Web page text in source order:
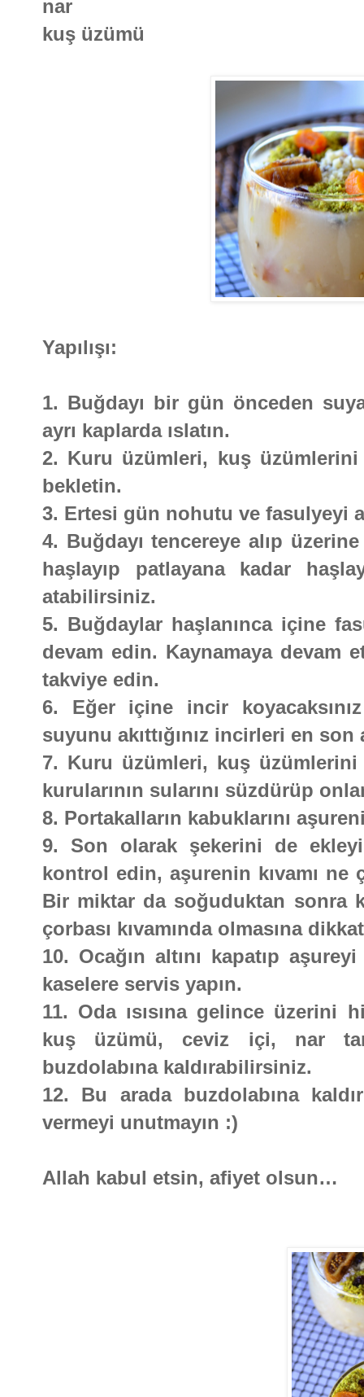
nar
kuş üzümü
Yapılışı:
1. Buğdayı bir gün önceden
ayrı kaplarda ıslatın.
2. Kuru üzümleri, kuş üzümlerini
bekletin.
3. Ertesi gün nohutu ve fasulyeyi
4. Buğdayı tencereye alıp
haşlayıp patlayana kadar
atabilirsiniz.
5. Buğdaylar haşlanınca içine
devam edin. Kaynamaya devam
takviye edin.
6. Eğer içine incir
suyunu akıttığınız incirleri en son
7. Kuru üzümleri, kuş üzümlerini
kurularının sularını süzdürüp
8. Portakalların kabuklarını
9. Son olarak şekerini de
kontrol edin, aşurenin kıvamı ne
Bir miktar da soğuduktan sonra
çorbası kıvamında olmasına
10. Ocağın altını kapatıp
kaselere servis yapın.
11. Oda ısısına gelince üzerini
kuş üzümü, ceviz içi, nar
buzdolabına kaldırabilirsiniz.
12. Bu arada buzdolabına
vermeyi unutmayın :)
Allah kabul etsin, afiyet olsun…